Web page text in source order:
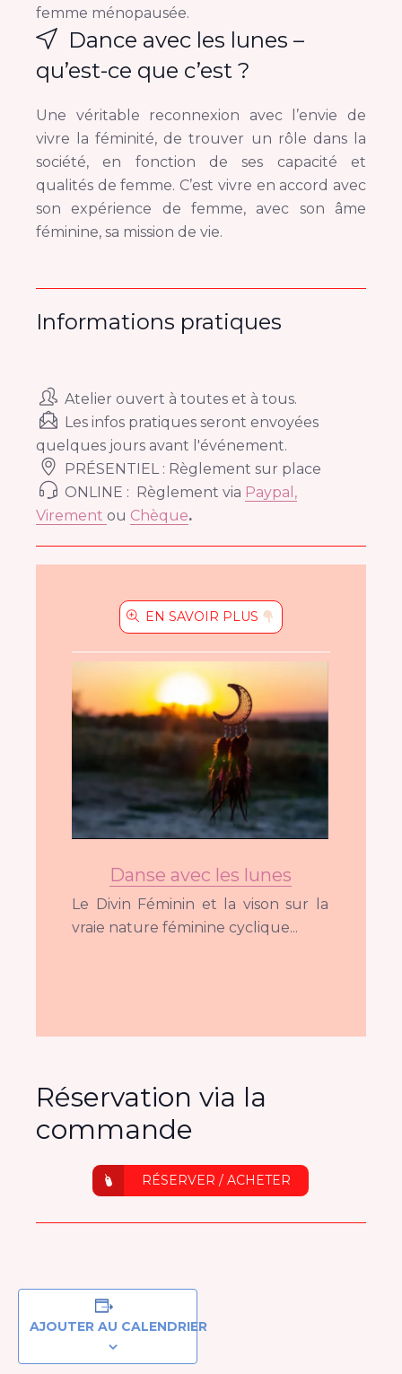
femme ménopausée.
Dance avec les lunes –
qu’est-ce que c’est ?
Une véritable reconnexion avec l’envie de
vivre la féminité, de trouver un rôle dans la
société, en fonction de ses capacité et
qualités de femme. C’est vivre en accord avec
son expérience de femme, avec son âme
féminine, sa mission de vie.
Informations pratiques
Atelier ouvert à toutes et à tous.
Les infos pratiques seront envoyées
quelques jours avant l′événement.
PRÉSENTIEL : Règlement sur place
ONLINE : Règlement via Paypal,
Virement ou Chèque.
EN SAVOIR PLUS
Danse avec les lunes
Le Divin Féminin et la vison sur la
vraie nature féminine cyclique...
Réservation via la
commande
RÉSERVER / ACHETER
AJOUTER AU CALENDRIER